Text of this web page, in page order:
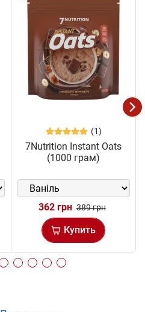
(1)
7Nutrition Instant Oats
(1000 грам)
362 грн 389 грн
Купить